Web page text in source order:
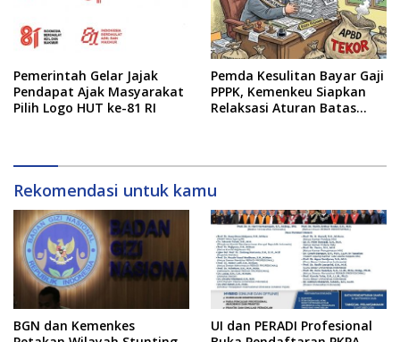
Pemerintah Gelar Jajak
Pendapat Ajak Masyarakat
Pilih Logo HUT ke-81 RI
Pemda Kesulitan Bayar Gaji
PPPK, Kemenkeu Siapkan
Relaksasi Aturan Batas
Rekomendasi untuk kamu
BGN dan Kemenkes
UI dan PERADI Profesional